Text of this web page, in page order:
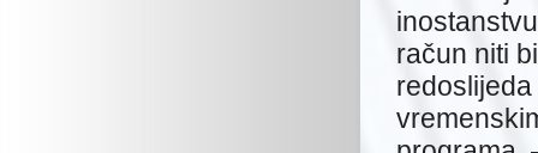
račun niti